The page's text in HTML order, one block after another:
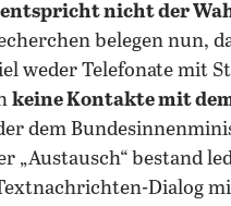
entspricht nicht der
belegen nun,
weder Telefonate mit
keine Kontakte mit
dem
„Austausch“ bestand
Dialog